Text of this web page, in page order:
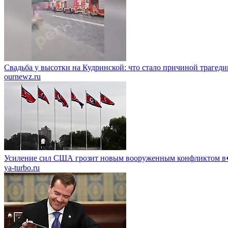
Свадьба у высотки на Кудринской: что стало причиной
ournewz.ru
Усиление сил США грозит новым вооруженным
ya-turbo.ru